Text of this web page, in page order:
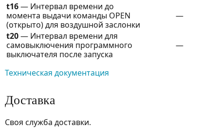
t16— Интервал времени до
момента выдачи команды OPEN
(открыто) для воздушной заслонки
—
t20— Интервал времени для
самовыключения программного
выключателя после запуска
—
Техническая документация
Доставка
Своя служба доставки.